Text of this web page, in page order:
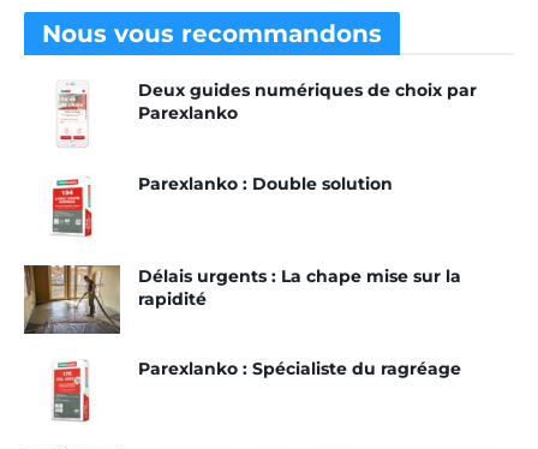
Nous vous recommandons
Deux guides numériques de choix par
Parexlanko
Parexlanko : Double solution
Délais urgents : La chape mise sur la
rapidité
Parexlanko : Spécialiste du ragréage